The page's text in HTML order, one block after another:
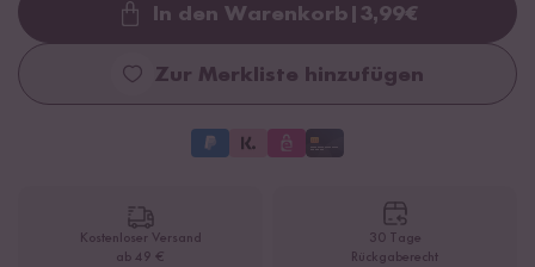
Loading...
In den Warenkorb 3,99€
Zur Merkliste hinzufügen
Kostenloser Versand
ab 49 €
30 Tage
Rückgaberecht